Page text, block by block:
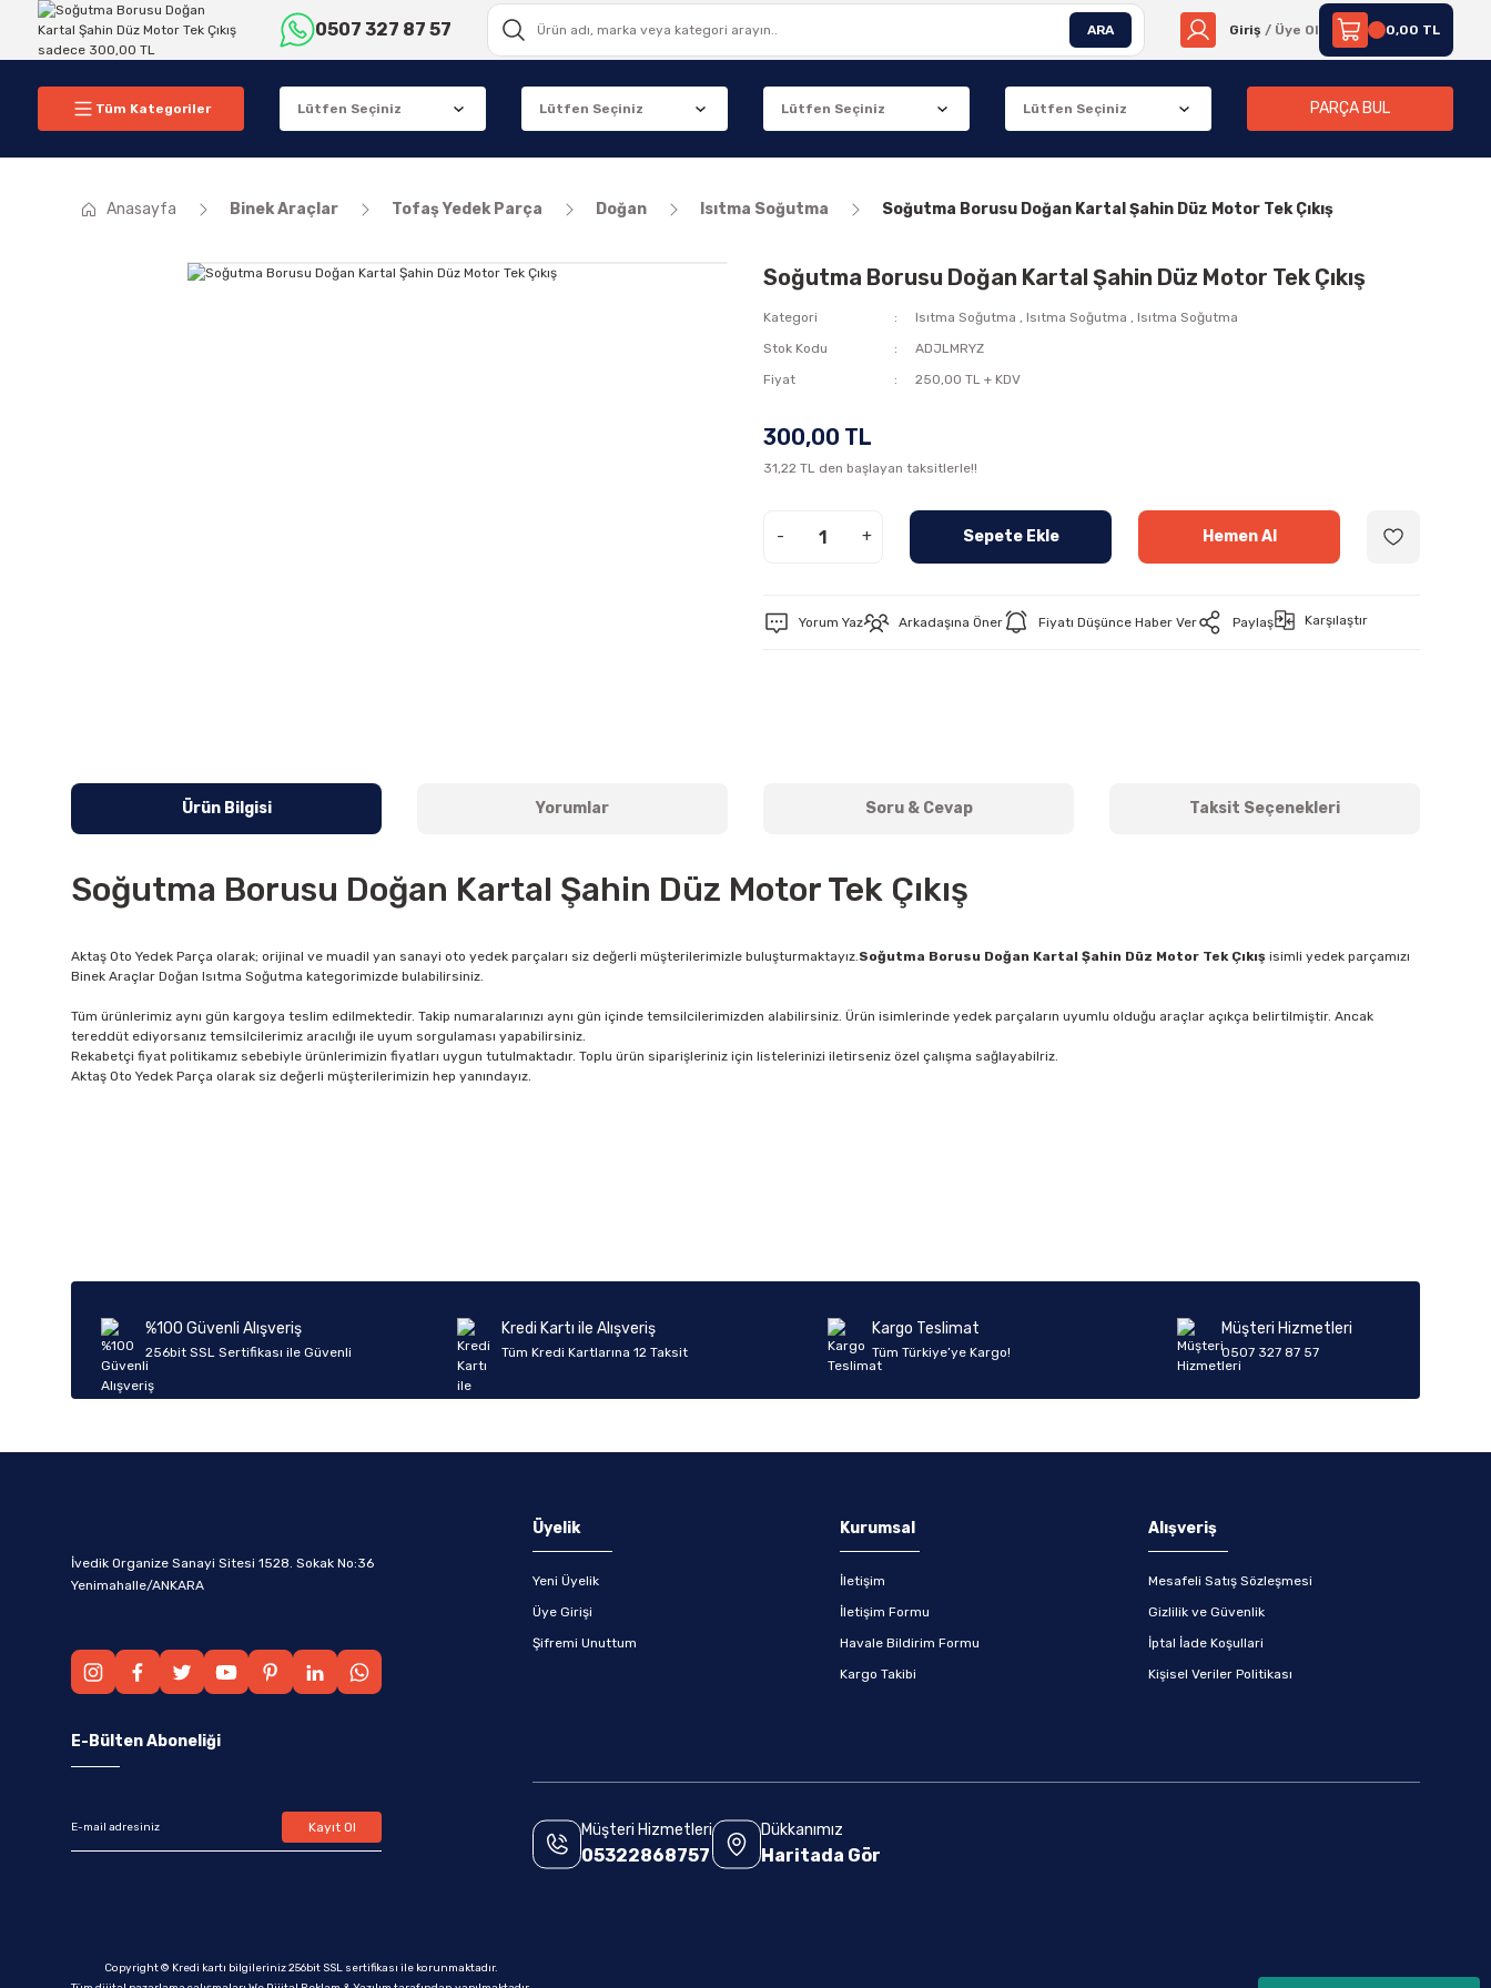
0507 327 87 57 ARA Giriş / Üye Ol 0,00 TL
Tüm Kategoriler PARÇA BUL
Anasayfa Binek Araçlar Tofaş Yedek Parça Doğan Isıtma Soğutma Soğutma Borusu Doğan Kartal Şahin Düz Motor Tek Çıkış
Soğutma Borusu Doğan Kartal Şahin Düz Motor Tek Çıkış
Kategori Isıtma Soğutma , Isıtma Soğutma , Isıtma Soğutma
Stok Kodu
ADJLMRYZ
Fiyat
250,00 TL + KDV
300,00 TL
31,22 TL den başlayan taksitlerle!!
- + Sepete Ekle Hemen Al
Yorum Yaz Arkadaşına Öner Fiyatı Düşünce Haber Ver Paylaş Karşılaştır
Ürün Bilgisi Yorumlar Soru & Cevap Taksit Seçenekleri
Soğutma Borusu Doğan Kartal Şahin Düz Motor Tek Çıkış
Aktaş Oto Yedek Parça olarak; orijinal ve muadil yan sanayi oto yedek parçaları siz değerli müşterilerimizle buluşturmaktayız.Soğutma Borusu Doğan Kartal Şahin Düz Motor Tek Çıkış isimli yedek parçamızı
Binek Araçlar Doğan Isıtma Soğutma kategorimizde bulabilirsiniz.
Tüm ürünlerimiz aynı gün kargoya teslim edilmektedir. Takip numaralarınızı aynı gün içinde temsilcilerimizden alabilirsiniz. Ürün isimlerinde yedek parçaların uyumlu olduğu araçlar açıkça belirtilmiştir. Ancak
tereddüt ediyorsanız temsilcilerimiz aracılığı ile uyum sorgulaması yapabilirsiniz.
Rekabetçi fiyat politikamız sebebiyle ürünlerimizin fiyatları uygun tutulmaktadır. Toplu ürün siparişleriniz için listelerinizi iletirseniz özel çalışma sağlayabilriz.
Aktaş Oto Yedek Parça olarak siz değerli müşterilerimizin hep yanındayız.
%100 Güvenli Alışveriş
256bit SSL Sertifikası ile Güvenli
Kredi Kartı ile Alışveriş
Tüm Kredi Kartlarına 12 Taksit
Kargo Teslimat
Tüm Türkiye’ye Kargo!
Müşteri Hizmetleri
0507 327 87 57
İvedik Organize Sanayi Sitesi 1528. Sokak No:36
Yenimahalle/ANKARA
Üyelik
Yeni Üyelik
Üye Girişi
Şifremi Unuttum
Kurumsal
İletişim
İletişim Formu
Havale Bildirim Formu
Kargo Takibi
Alışveriş
Mesafeli Satış Sözleşmesi
Gizlilik ve Güvenlik
İptal İade Koşullari
Kişisel Veriler Politikası
E-Bülten Aboneliği
Kayıt Ol Müşteri Hizmetleri
05322868757
Dükkanımız
Haritada Gör
Copyright © Kredi kartı bilgileriniz 256bit SSL sertifikası ile korunmaktadır.